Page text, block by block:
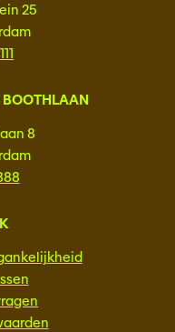
25
BOOTHLAAN
8